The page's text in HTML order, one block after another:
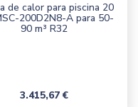
de calor para piscina 20
200D2N8-A para 50-
90 m³ R32
Precio
3.415,67 €